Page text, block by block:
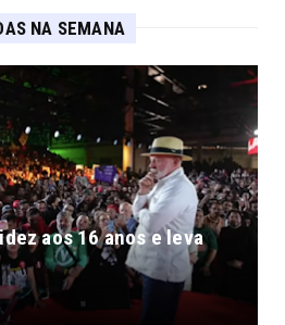
NA SEMANA
aos 16 anos e leva